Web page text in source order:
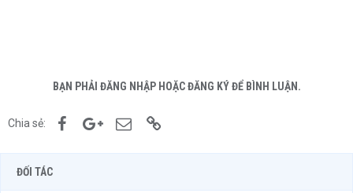
BẠN PHẢI ĐĂNG NHẬP HOẶC ĐĂNG KÝ ĐỂ BÌNH LUẬN.
Chia sẻ: FacebookGoogle+Email
ĐỐI TÁC